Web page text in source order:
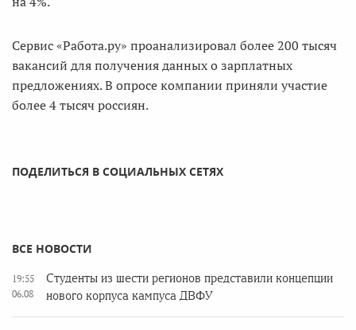
Сервис «Работа.ру» проанализировал более 200 тысяч
вакансий для получения данных о зарплатных
предложениях. В опросе компании приняли участие
более 4 тысяч россиян.
ПОДЕЛИТЬСЯ В СОЦИАЛЬНЫХ СЕТЯХ
ВСЕ НОВОСТИ
19:55
06.08
Студенты из шести регионов представили концепции
нового корпуса кампуса ДВФУ